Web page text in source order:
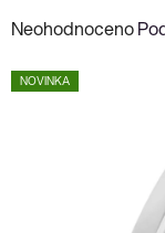
Průměrné
produktu
Neohodnoceno
NOVINKA